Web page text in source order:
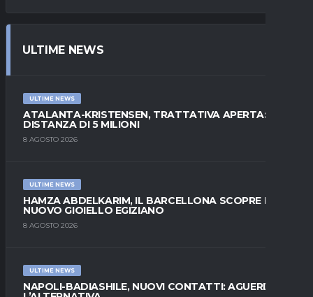
ULTIME NEWS
ULTIME NEWS
ATALANTA-KRISTENSEN, TRATTATIVA APERTA:
DISTANZA DI 5 MILIONI
8 AGOSTO 2026
ULTIME NEWS
HAMZA ABDELKARIM, IL BARCELLONA SCOPRE IL
NUOVO GIOIELLO EGIZIANO
8 AGOSTO 2026
ULTIME NEWS
NAPOLI-BADIASHILE, NUOVI CONTATTI: AGUERD È